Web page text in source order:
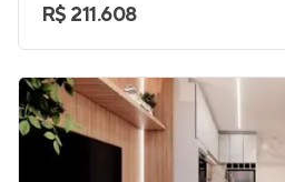
R$ 211.608